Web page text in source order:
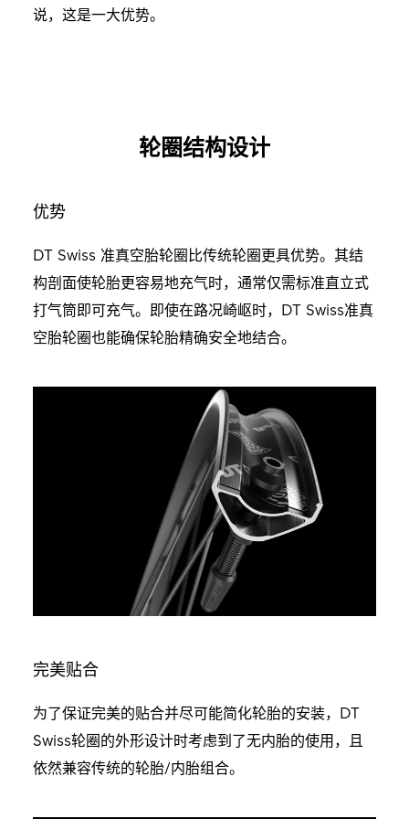
说，这是一大优势。
轮圈结构设计
优势
DT Swiss 准真空胎轮圈比传统轮圈更具优势。其结
构剖面使轮胎更容易地充气时，通常仅需标准直立式
打气筒即可充气。即使在路况崎岖时，DT Swiss准真
空胎轮圈也能确保轮胎精确安全地结合。
完美贴合
为了保证完美的贴合并尽可能简化轮胎的安装，DT
Swiss轮圈的外形设计时考虑到了无内胎的使用，且
依然兼容传统的轮胎/内胎组合。